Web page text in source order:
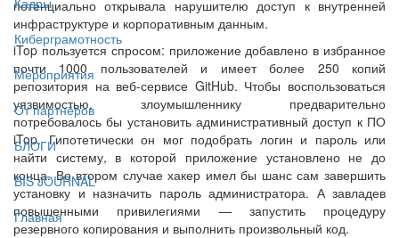
Киберграмотность
Мероприятия
От партнёров
БЛОГИ
BIS JOURNAL
Главная
потенциально открывала нарушителю доступ к внутренней
инфраструктуре и корпоративным данным.
iTop пользуется спросом: приложение добавлено в избранное
почти 1000 пользователей и имеет более 250 копий
репозитория на веб-сервисе GitHub. Чтобы воспользоваться
уязвимостью, злоумышленнику предварительно
потребовалось бы установить административный доступ к ПО
iTop. Гипотетически он мог подобрать логин и пароль или
найти систему, в которой приложение установлено не до
конца. Во втором случае хакер имел бы шанс сам завершить
установку и назначить пароль администратора. А завладев
повышенными привилегиями — запустить процедуру
резервного копирования и выполнить произвольный код.